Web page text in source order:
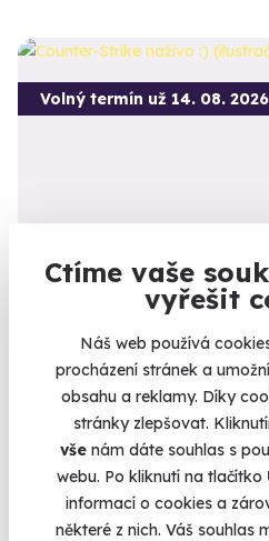
Ctíme vaše
vyřešit
Náš web používá
procházení stránek a
obsahu a reklamy. Díky
stránky zlepšovat.
vše nám dáte souhlas s
webu. Po kliknutí na tlačítko
informací o cookies a
některé z nich. Váš souhlas
Volný termín už 14. 08. 2026
Zážitková střelba:
11 zbraní
Vyzkoušejte si naživo zbraně,
stříleček!
Otrokovice - vnitřní střelnice
(+ 28 dalších lokalit)
2 999 Kč